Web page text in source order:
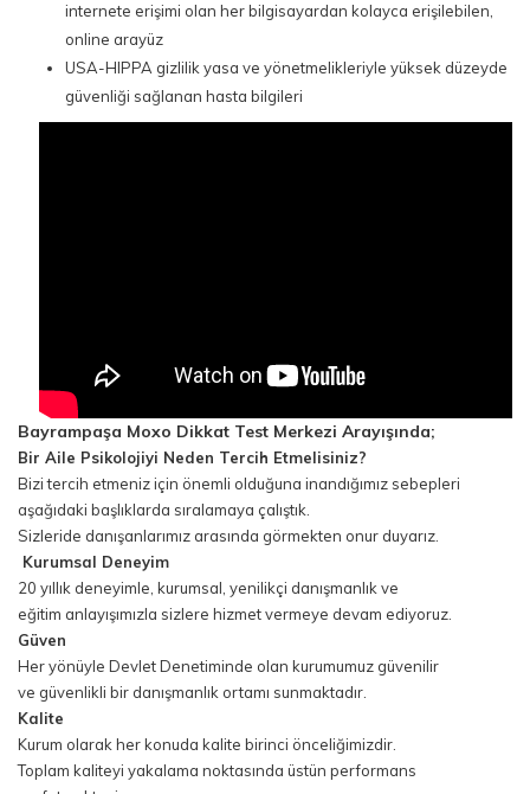
internete erişimi olan her bilgisayardan kolayca erişilebilen,
online arayüz
USA-HIPPA gizlilik yasa ve yönetmelikleriyle yüksek düzeyde
güvenliği sağlanan hasta bilgileri
Bayrampaşa Moxo Dikkat Test Merkezi Arayışında;
Bir Aile Psikolojiyi Neden Tercih Etmelisiniz?
Bizi tercih etmeniz için önemli olduğuna inandığımız sebepleri
aşağıdaki başlıklarda sıralamaya çalıştık.
Sizleride danışanlarımız arasında görmekten onur duyarız.
Kurumsal Deneyim
20 yıllık deneyimle, kurumsal, yenilikçi danışmanlık ve
eğitim anlayışımızla sizlere hizmet vermeye devam ediyoruz.
Güven
Her yönüyle Devlet Denetiminde olan kurumumuz güvenilir
ve güvenlikli bir danışmanlık ortamı sunmaktadır.
Kalite
Kurum olarak her konuda kalite birinci önceliğimizdir.
Toplam kaliteyi yakalama noktasında üstün performans